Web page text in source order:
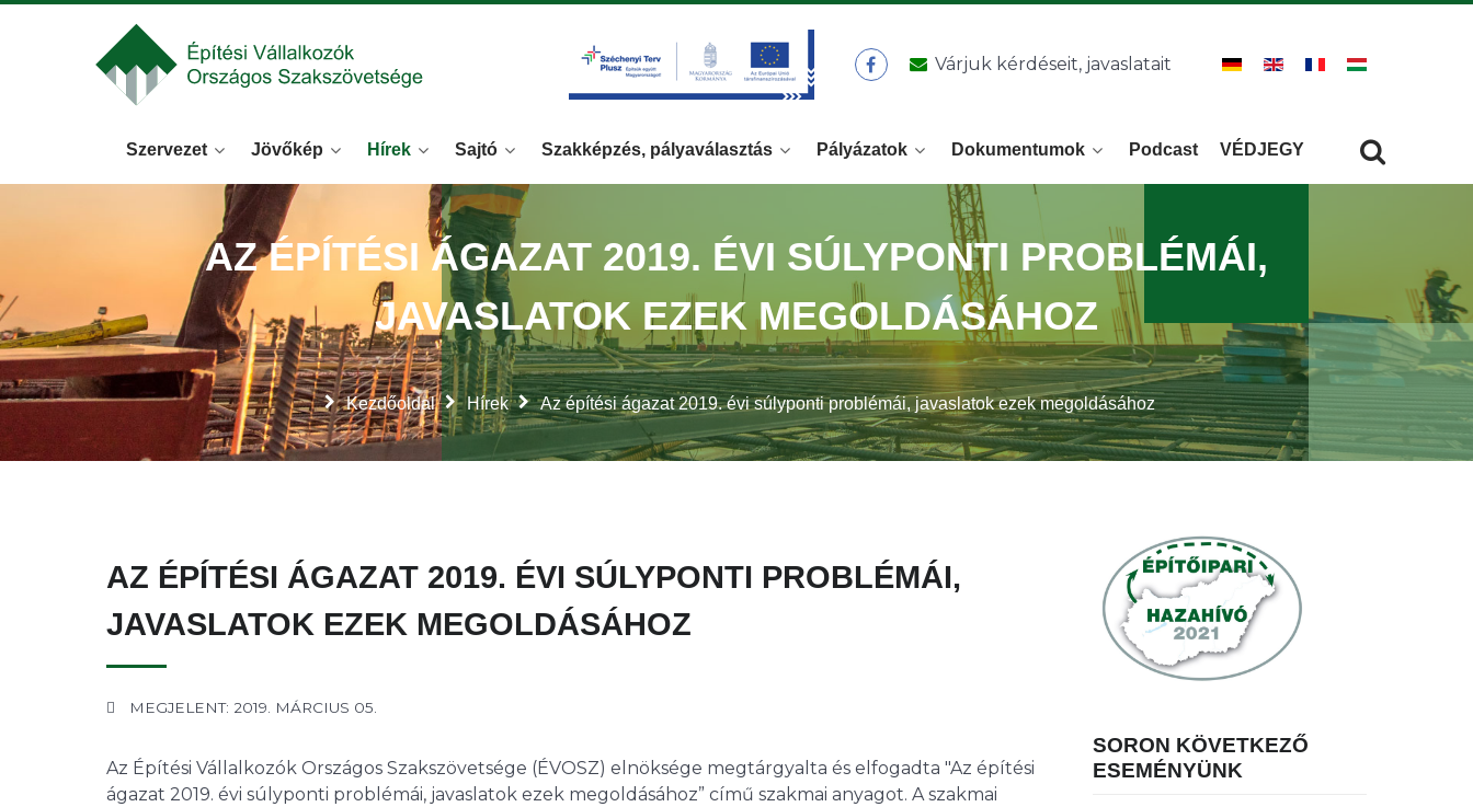
Várjuk kérdéseit, javaslatait
Szervezet Jövőkép Hírek Sajtó Szakképzés, pályaválasztás Pályázatok Dokumentumok Podcast VÉDJEGY
Kezdőoldal Hírek Az építési ágazat 2019. évi súlyponti problémái, javaslatok ezek megoldásához
AZ ÉPÍTÉSI ÁGAZAT 2019. ÉVI SÚLYPONTI PROBLÉMÁI,
JAVASLATOK EZEK MEGOLDÁSÁHOZ
AZ ÉPÍTÉSI ÁGAZAT 2019. ÉVI SÚLYPONTI PROBLÉMÁI,
JAVASLATOK EZEK MEGOLDÁSÁHOZ
MEGJELENT: 2019. MÁRCIUS 05.
Az Építési Vállalkozók Országos Szakszövetsége (ÉVOSZ) elnöksége megtárgyalta és elfogadta "Az építési
ágazat 2019. évi súlyponti problémái, javaslatok ezek megoldásához” című szakmai anyagot. A szakmai
SORON KÖVETKEZŐ
ESEMÉNYÜNK